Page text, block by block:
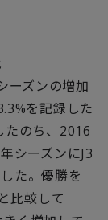
ーズンの増加
を記録した
たのち、2016
シーズンにJ3
た。優勝を
比較して